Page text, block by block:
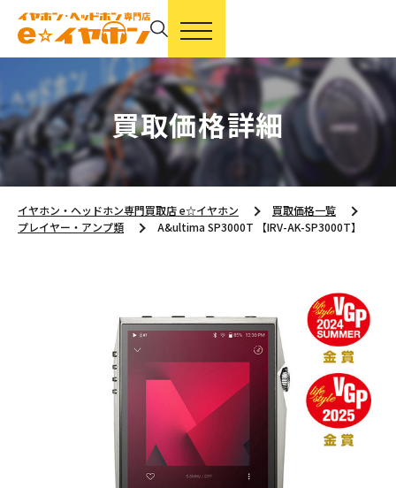
買取価格詳細
イヤホン・ヘッドホン専門買取店 e☆イヤホン
買取価格一覧
プレイヤー・アンプ類
A&ultima SP3000T 【IRV-AK-SP3000T】